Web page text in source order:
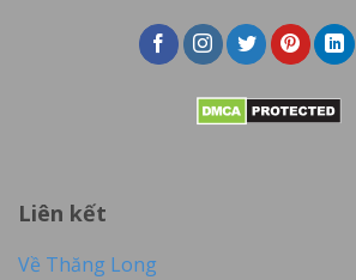
Liên kết
Về Thăng Long